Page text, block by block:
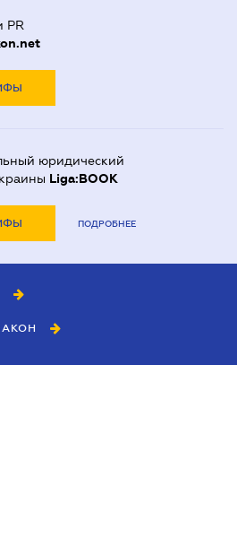
PR
юридический
Liga:BOOK
ПОДРОБНЕЕ